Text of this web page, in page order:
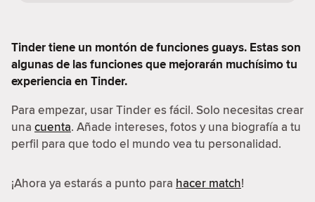
Tinder tiene un montón de funciones guays. Estas son
algunas de las funciones que mejorarán muchísimo tu
experiencia en Tinder.
Para empezar, usar Tinder es fácil. Solo necesitas crear
una cuenta. Añade intereses, fotos y una biografía a tu
perfil para que todo el mundo vea tu personalidad.
¡Ahora ya estarás a punto para hacer match!